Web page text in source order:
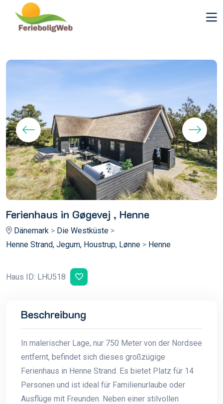
Ferienhaus in Gøgevej , Henne
Dänemark > Die Westküste >
Henne Strand, Jegum, Houstrup, Lønne > Henne
Haus ID: LHU518
Beschreibung
In malerischer Lage, nur 750 Meter von der Nordsee
entfernt, befindet sich dieses großzügige
Ferienhaus in Henne Strand. Es bietet Platz für 14
Personen und ist ideal für Familienurlaube oder
Ausflüge mit Freunden. Neben einer stilvollen